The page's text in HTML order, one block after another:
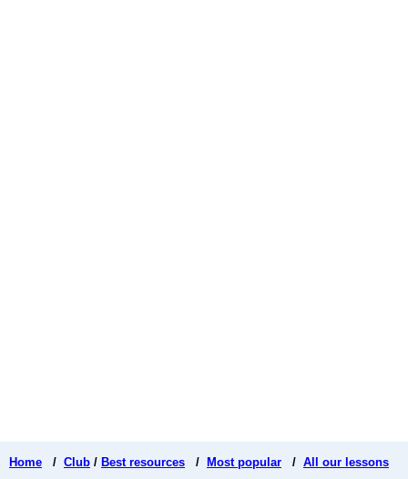
Home / Club / Best resources / Most popular / All our lessons